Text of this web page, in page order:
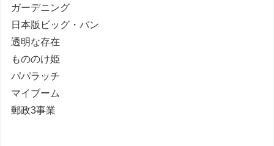
ガーデニング
日本版ビッグ・バン
透明な存在
もののけ姫
パパラッチ
マイブーム
郵政3事業